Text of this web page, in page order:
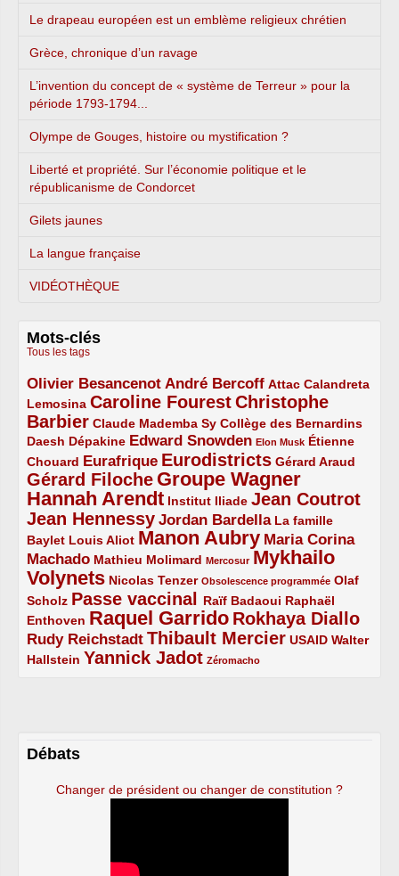
Le drapeau européen est un emblème religieux chrétien
Grèce, chronique d’un ravage
L’invention du concept de « système de Terreur » pour la
période 1793-1794...
Olympe de Gouges, histoire ou mystification ?
Liberté et propriété. Sur l’économie politique et le
républicanisme de Condorcet
Gilets jaunes
La langue française
VIDÉOTHÈQUE
Mots-clés
Tous les tags
Olivier Besancenot
3/5 André Bercoff
3/5 Attac
2/5
Calandreta
Lemosina
2/5 Caroline Fourest
4/5
Christophe
Barbier
4/5 Claude Mademba Sy
2/5 Collège des Bernardins
2/5
Daesh
2/5 Dépakine
2/5 Edward Snowden
3/5 Elon Musk
1/5
Étienne
Chouard
2/5 Eurafrique
3/5 Eurodistricts
4/5 Gérard Araud
2/5
Gérard Filoche
4/5 Groupe Wagner
5/5
Hannah Arendt
5/5 Institut Iliade
2/5 Jean Coutrot
4/5
Jean Hennessy
4/5 Jordan Bardella
3/5
La famille
Baylet
2/5 Louis Aliot
2/5 Manon Aubry
5/5
Maria Corina
Machado
3/5 Mathieu Molimard
2/5 Mercosur
1/5
Mykhailo
Volynets
5/5 Nicolas Tenzer
2/5 Obsolescence programmée
1/5
Olaf
Scholz
2/5 Passe vaccinal
4/5 Raïf Badaoui
2/5
Raphaël
Enthoven
2/5 Raquel Garrido
5/5 Rokhaya Diallo
4/5
Rudy Reichstadt
3/5 Thibault Mercier
4/5 USAID
2/5
Walter
Hallstein
2/5 Yannick Jadot
4/5 Zéromacho
1/5
Débats
Changer de président ou changer de constitution ?